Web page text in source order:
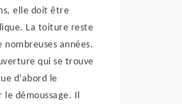
elle doit être
La toiture reste
années.
qui se trouve
d’abord le
démoussage. Il